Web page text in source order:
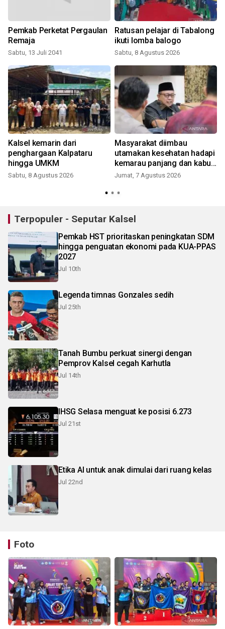
Pemkab Perketat Pergaulan
Remaja
Sabtu, 13 Juli 2041
Ratusan pelajar di Tabalong
ikuti lomba balogo
Sabtu, 8 Agustus 2026
Kalsel kemarin dari
penghargaan Kalpataru
hingga UMKM
Sabtu, 8 Agustus 2026
Masyarakat diimbau
utamakan kesehatan hadapi
kemarau panjang dan kabut
asap
Jumat, 7 Agustus 2026
Terpopuler - Seputar Kalsel
Pemkab HST prioritaskan peningkatan SDM
hingga penguatan ekonomi pada KUA-PPAS
2027
Jul 10th
Legenda timnas Gonzales sedih
Jul 25th
Tanah Bumbu perkuat sinergi dengan
Pemprov Kalsel cegah Karhutla
Jul 14th
IHSG Selasa menguat ke posisi 6.273
Jul 21st
Etika AI untuk anak dimulai dari ruang kelas
Jul 22nd
Foto